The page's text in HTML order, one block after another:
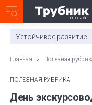
0:00/ 11:03
Устойчивое развитие
Главная Полезная
ПОЛЕЗНАЯ РУБРИКА
День